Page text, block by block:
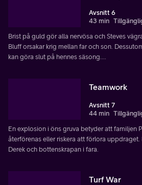
Avsnitt 6
43 min
Brist på guld gör alla nervösa och Steves
Bluff orsakar krig mellan far och son.
kan göra slut på hennes säsong....
Teamwork
Avsnitt 7
44 min
En explosion i öns gruva betyder att familjen
återförenas eller riskera att förlora
Derek och bottenskrapan i fara.
Turf War